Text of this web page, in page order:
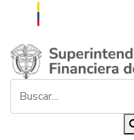
Saltar al contenido principal